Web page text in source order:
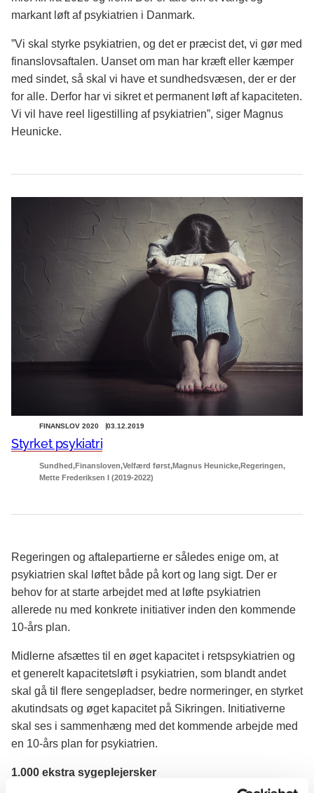
markant løft af psykiatrien i Danmark.
”Vi skal styrke psykiatrien, og det er præcist det, vi gør med
finanslovsaftalen. Uanset om man har kræft eller kæmper
med sindet, så skal vi have et sundhedsvæsen, der er der
for alle. Derfor har vi sikret et permanent løft af kapaciteten.
Vi vil have reel ligestilling af psykiatrien”, siger Magnus
Heunicke.
03.12.2019
FINANSLOV 2020
Styrket psykiatri
Sundhed Finansloven Velfærd først Magnus Heunicke Regeringen
Mette Frederiksen I (2019-2022)
Regeringen og aftalepartierne er således enige om, at
psykiatrien skal løftet både på kort og lang sigt. Der er
behov for at starte arbejdet med at løfte psykiatrien
allerede nu med konkrete initiativer inden den kommende
10-års plan.
Midlerne afsættes til en øget kapacitet i retspsykiatrien og
et generelt kapacitetsløft i psykiatrien, som blandt andet
skal gå til flere sengepladser, bedre normeringer, en styrket
akutindsats og øget kapacitet på Sikringen. Initiativerne
skal ses i sammenhæng med det kommende arbejde med
en 10-års plan for psykiatrien.
1.000 ekstra sygeplejersker
Med finanslovaftalen har regeringen og aftalepartierne